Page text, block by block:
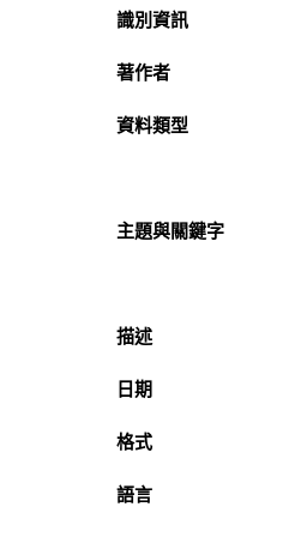
識別資訊
著作者
資料類型
主題與關鍵字
描述
日期
格式
語言